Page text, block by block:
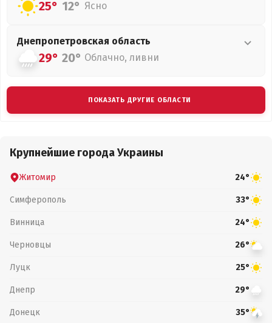
25° 12° Ясно
Днепропетровская область
29° 20° Облачно, ливни
ПОКАЗАТЬ ДРУГИЕ ОБЛАСТИ
Крупнейшие города Украины
Житомир 24°
Симферополь 33°
Винница 24°
Черновцы 26°
Луцк 25°
Днепр 29°
Донецк 35°